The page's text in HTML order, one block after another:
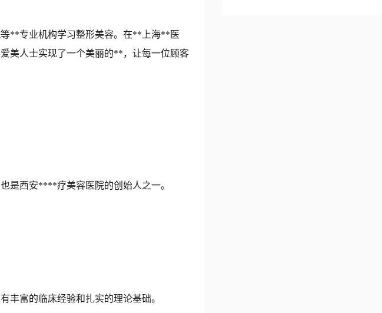
**专业机构学习整形美容。在**上海**医
美人士实现了一个美丽的**，让每一位顾客
是西安****疗美容医院的创始人之一。
富的临床经验和扎实的理论基础。